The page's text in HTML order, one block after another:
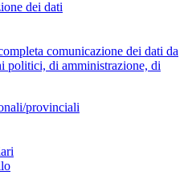
dei dati
comunicazione dei dati da
politici, di amministrazione, di
provinciali